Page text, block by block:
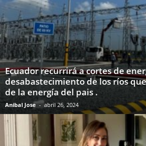
Ecuador recurrirá a cortes de
desabastecimiento de los ríos
de la energía del pais .
Anibal Jose - abril 26, 2024